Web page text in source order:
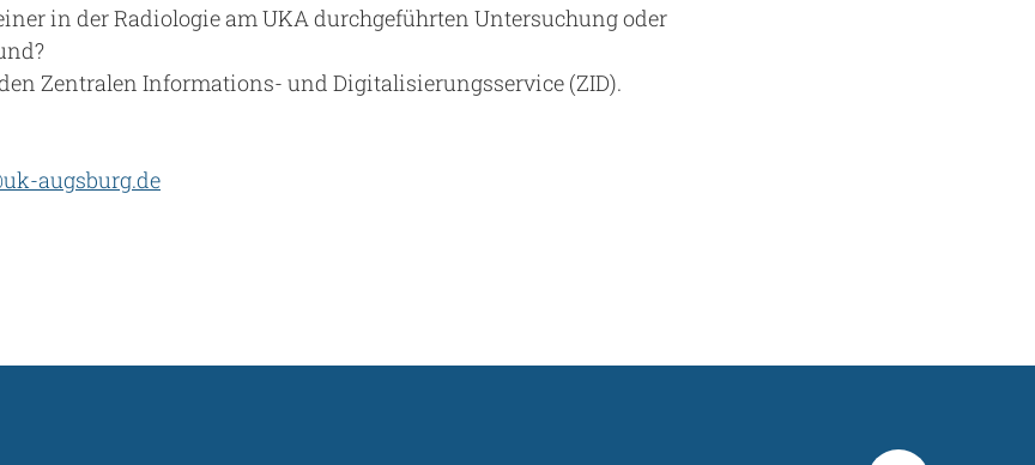
in der Radiologie am UKA durchgeführten Untersuchung oder
Zentralen Informations- und Digitalisierungsservice (ZID).
augsburg.de